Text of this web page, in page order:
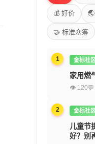
💰 好价
🤝 标准众筹
1 金标社
家用燃
👁 120💬
2 金标社
儿童节
好？别